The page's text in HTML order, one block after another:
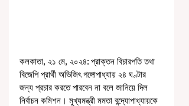
কলকাতা, ২১ মে, ২০২৪: প্রাক্তন বিচারপতি তথা
বিজেপি প্রার্থী অভিজিৎ গঙ্গোপাধ্যায় ২৪ ঘণ্টার
জন্য প্রচার করতে পারবেন না বলে জানিয়ে দিল
নির্বাচন কমিশন। মুখ্যমন্ত্রী মমতা বন্দ্যোপাধ্যায়কে